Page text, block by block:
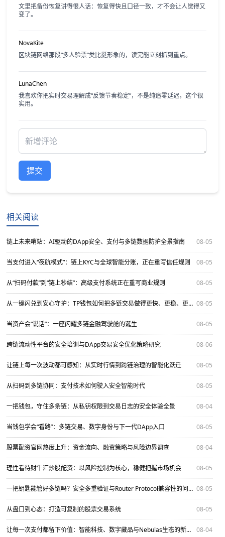
文里把备份恢复讲得很人话：恢复得快且口径一致，才不会让人觉得又
变了。
NovaKite
区块链网络那段“多人验票”类比挺形象的，读完能立刻抓到重点。
LunaChen
我喜欢你把实时交易理解成“反馈节奏稳定”，不是纯追零延迟，这个很
实用。
提交
相关阅读
链上未来哨站：AI驱动的DApp安全、支付与多链数据防护全景指南 08-05
当支付进入“夜航模式”：链上KYC与全球智能分账，正在重写信任规则 08-05
从“扫码付款”到“链上秒结”：高级支付系统正在重写商业规则 08-05
从一键闪兑到安心守护：TP钱包如何把多链交易做得更快、更稳、更透明？ 08-05
当资产会“说话”：一座闪耀多链金融驾驶舱的诞生 08-05
跨链流动性平台的安全培训与DApp交易安全优化策略研究 08-06
让链上每一次波动都可感知：从实时行情到跨链治理的智能化跃迁 08-05
从扫码到多链协同：支付技术如何驶入安全智能时代 08-05
一把钱包，守住多条链：从私钥权限到交易日志的安全体验全景 08-04
当钱包学会“看路”：多链交易、数字身份与下一代DApp入口 08-05
股票配资官网热度上升：资金流向、融资策略与风险边界调查 08-04
理性看待财牛汇炒股配资：以风险控制为核心，稳健把握市场机会 08-05
一把钥匙能管好多链吗？安全多重验证与Router Protocol兼容性的问答实验 08-05
从盘口到心态：打造可复制的股票交易系统 08-05
让每一次支付都留下价值：智能科技、数字藏品与Nebulas生态的新连接 08-04